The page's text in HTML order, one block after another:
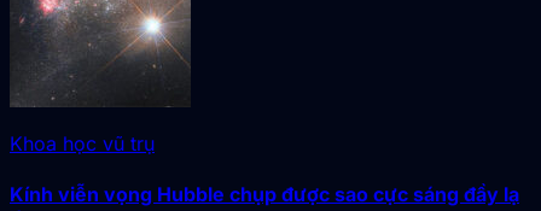
Khoa học vũ trụ
Kính viễn vọng Hubble chụp được sao cực sáng đầy lạ